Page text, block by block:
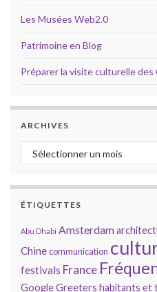
Les Musées Web2.0
Patrimoine en Blog
Préparer la visite culturelle des
ARCHIVES
Archives
ÉTIQUETTES
Abu Dhabi Amsterdam
Chinecommunication
festivals France
GoogleGreeters habitants et